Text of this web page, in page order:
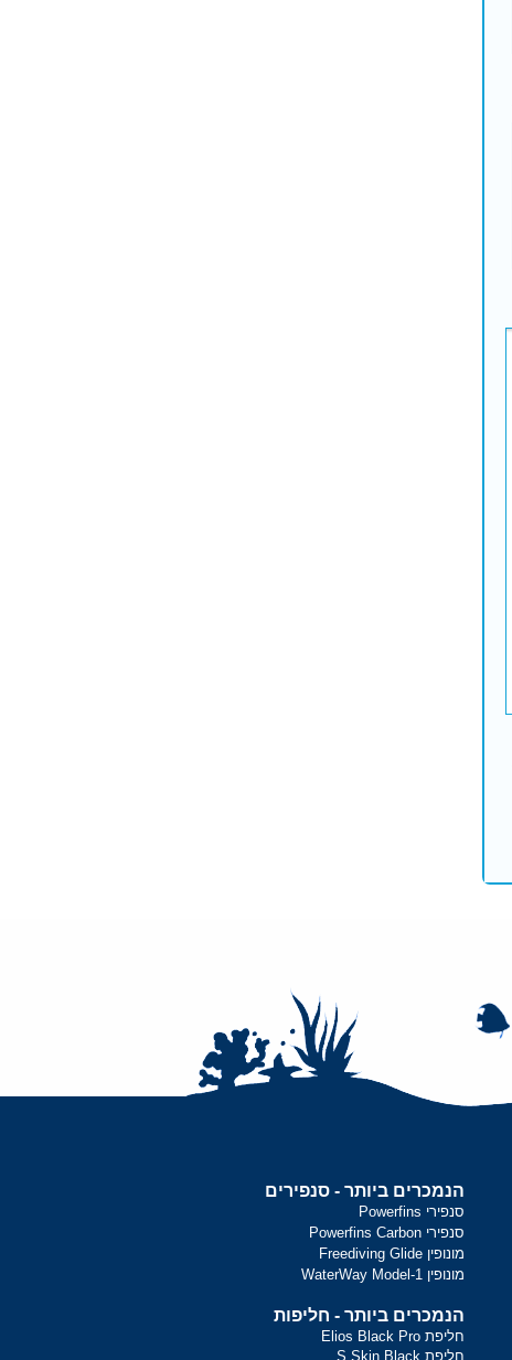
הנמכרים ביותר - סנפירים
סנפירי Powerfins
סנפירי Powerfins Carbon
מונופין Freediving Glide
מונופין WaterWay Model-1
הנמכרים ביותר - חליפות
חליפת Elios Black Pro
חליפת S.Skin Black